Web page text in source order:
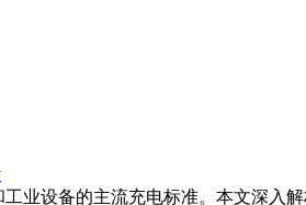
业设备的主流充电标准。本文深入